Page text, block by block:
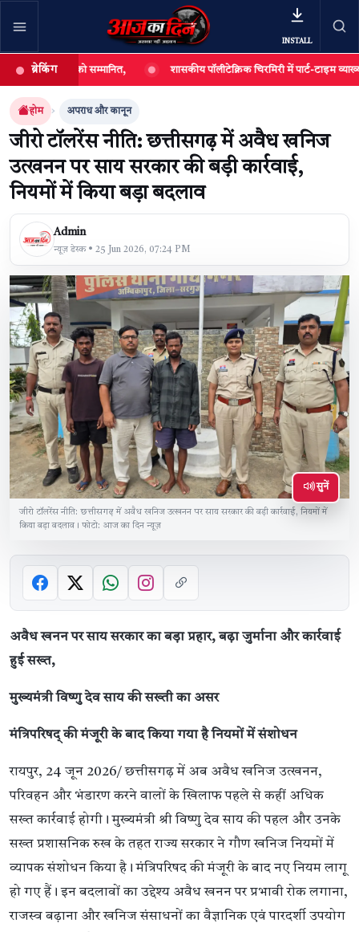
INSTALL
खबर खोजें
खोजें
ब्रेकिंग
को सम्मानित, शासकीय पॉलीटेक्निक चिरमिरी में पार्ट-टाइम व्याख्याताओं की
होम अपराध और कानून
जीरो टॉलरेंस नीति: छत्तीसगढ़ में अवैध खनिज
उत्खनन पर साय सरकार की बड़ी कार्रवाई,
नियमों में किया बड़ा बदलाव
Admin
न्यूज़ डेस्क • 25 Jun 2026, 07:24 PM
सुनें
जीरो टॉलरेंस नीति: छत्तीसगढ़ में अवैध खनिज उत्खनन पर साय सरकार की बड़ी कार्रवाई, नियमों में
किया बड़ा बदलाव। फोटो: आज का दिन न्यूज़
अवैध खनन पर साय सरकार का बड़ा प्रहार, बढ़ा जुर्माना और कार्रवाई
हुई सख्त,
मुख्यमंत्री विष्णु देव साय की सख्ती का असर
मंत्रिपरिषद् की मंजूरी के बाद किया गया है नियमों में संशोधन
रायपुर, 24 जून 2026/ छत्तीसगढ़ में अब अवैध खनिज उत्खनन,
परिवहन और भंडारण करने वालों के खिलाफ पहले से कहीं अधिक
सख्त कार्रवाई होगी। मुख्यमंत्री श्री विष्णु देव साय की पहल और उनके
सख्त प्रशासनिक रुख के तहत राज्य सरकार ने गौण खनिज नियमों में
व्यापक संशोधन किया है। मंत्रिपरिषद की मंजूरी के बाद नए नियम लागू
हो गए हैं। इन बदलावों का उद्देश्य अवैध खनन पर प्रभावी रोक लगाना,
राजस्व बढ़ाना और खनिज संसाधनों का वैज्ञानिक एवं पारदर्शी उपयोग